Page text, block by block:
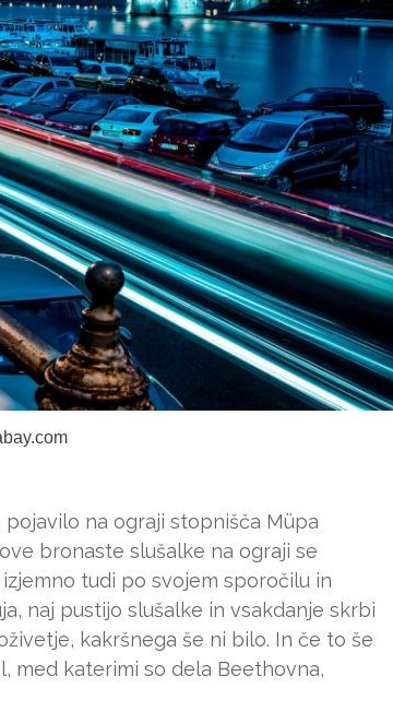
na ograji stopnišča Müpa
bronaste slušalke na ograji se
tudi po svojem sporočilu in
naj pustijo slušalke in vsakdanje skrbi
kakršnega še ni bilo. In če to še
med katerimi so dela Beethovna,